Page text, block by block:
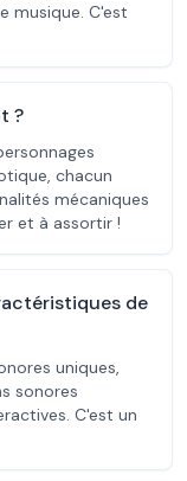
musique. C'est
?
chacun
mécaniques
et à assortir !
de
uniques,
sonores
C'est un